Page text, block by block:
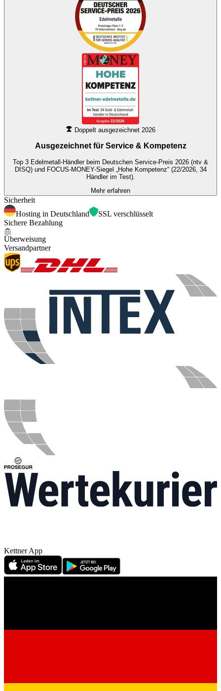
Doppelt ausgezeichnet 2026
Ausgezeichnet für Service & Kompetenz
Top 3 Edelmetall-Händler beim Deutschen Service-Preis 2026 (ntv &
DISQ) und FOCUS-MONEY-Siegel „Hohe Kompetenz“ (22/2026, 34
Händler im Test).
Mehr erfahren
Sicherheit
Hosting in Deutschland
SSL verschlüsselt
Sichere Bezahlung
Überweisung
Versandpartner
Kettner App